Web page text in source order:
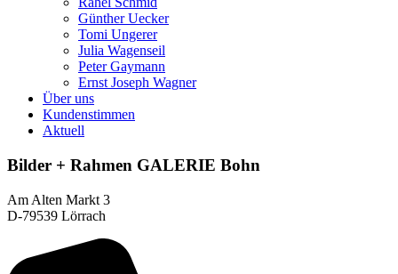
Günther Uecker
Tomi Ungerer
Julia Wagenseil
Peter Gaymann
Ernst Joseph Wagner
Über uns
Kundenstimmen
Aktuell
Bilder + Rahmen GALERIE Bohn
Am Alten Markt 3
D-79539 Lörrach